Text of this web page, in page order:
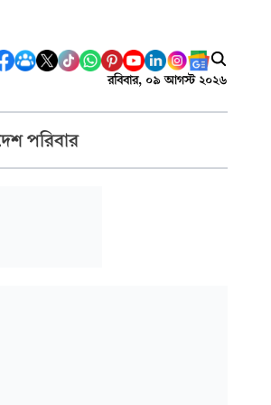
রবিবার, ০৯ আগস্ট ২০২৬
পরিবার